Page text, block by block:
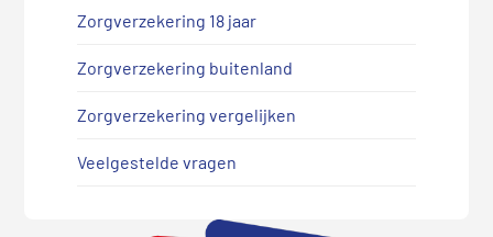
Zorgverzekering 18 jaar
Zorgverzekering buitenland
Zorgverzekering vergelijken
Veelgestelde vragen